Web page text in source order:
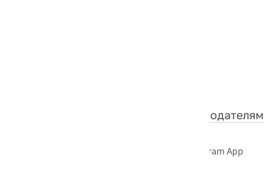
Рекламодателям
Telegram App